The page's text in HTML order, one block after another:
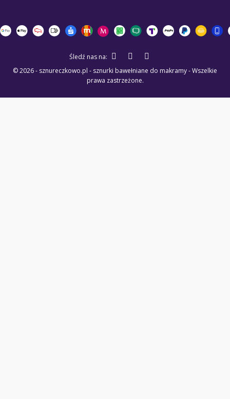
© 2026 - sznureczkowo.pl - sznurki bawełniane do makramy - Wszelkie
prawa zastrzeżone.
Śledź nas na: